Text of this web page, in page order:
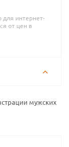
для интернет-
от цен в
мужских